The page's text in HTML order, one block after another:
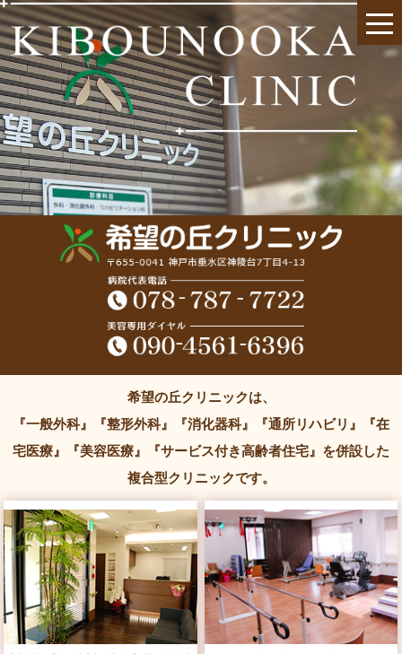
希望の丘クリニックは、
『一般外科』『整形外科』『消化器科』『通所リハビリ』『在
宅医療』
『美容医療』『サービス付き高齢者住宅』を併設した
複合型クリニックです。